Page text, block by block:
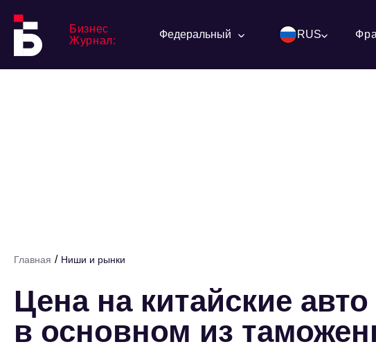
Бизнес
Журнал:
Федеральный RUS
Главная / Ниши и рынки
Цена на китайские
в основном из